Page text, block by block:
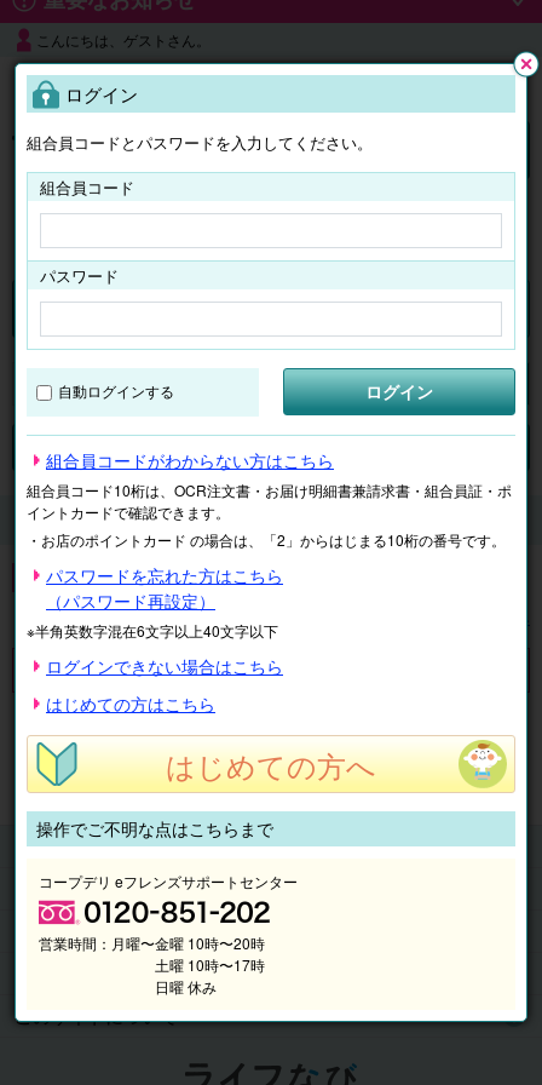
こんにちは、ゲストさん。
よくある質問
ログイン
チケット マイページ
検索
チケット イベント・アート
イベント・アート
対象の商品がありません。
マイページ 注文履歴
会員情報
抽選結果
請求内容
チケット
くらしのサービス
このサイトの使い方
このサイトについて
ログイン
組合員コードとパスワードを入力してください。
組合員コード
パスワード
自動ログインする ログイン
組合員コードがわからない方はこちら
組合員コード10桁は、OCR注文書・お届け明細書兼請求書・組合員証・ポ
イントカードで確認できます。
・お店のポイントカード の場合は、「2」からはじまる10桁の番号です。
パスワードを忘れた方はこちら
（パスワード再設定）
※半角英数字混在6文字以上40文字以下
ログインできない場合はこちら
はじめての方はこちら
はじめての方へ
操作でご不明な点はこちらまで
コープデリ eフレンズサポートセンター
営業時間： 月曜〜金曜 10時〜20時
土曜 10時〜17時
日曜 休み